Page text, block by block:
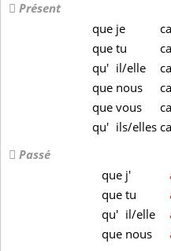
Présent
que je
quetu
qu' il/elle
que nous
quevous
qu' ils/elles
Passé
que j'
que tu
qu' il/elle
que nous